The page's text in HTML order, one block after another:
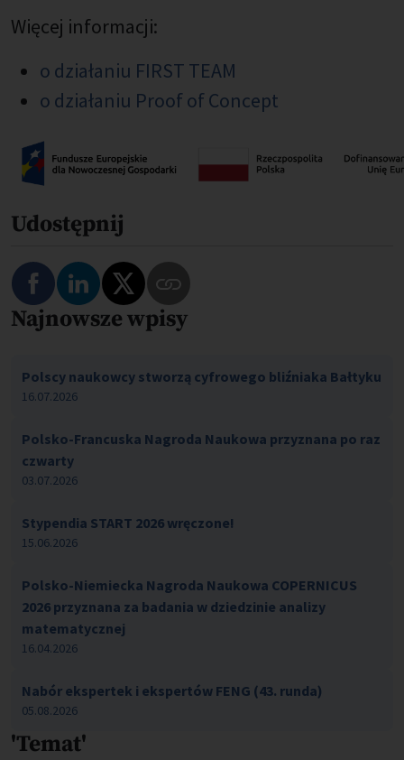
Więcej informacji:
o działaniu FIRST TEAM
o działaniu Proof of Concept
Udostępnij
Najnowsze wpisy
Polscy naukowcy stworzą cyfrowego bliźniaka Bałtyku
16.07.2026
Polsko-Francuska Nagroda Naukowa przyznana po raz
czwarty
03.07.2026
Stypendia START 2026 wręczone!
15.06.2026
Polsko-Niemiecka Nagroda Naukowa COPERNICUS
2026 przyznana za badania w dziedzinie analizy
matematycznej
16.04.2026
Nabór ekspertek i ekspertów FENG (43. runda)
05.08.2026
'Temat'